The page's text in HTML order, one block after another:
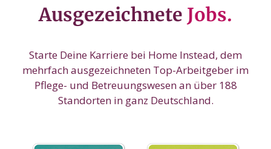
Ausgezeichnete Jobs.
Starte Deine Karriere bei Home Instead, dem
mehrfach ausgezeichneten Top-Arbeitgeber im
Pflege- und Betreuungswesen an über 188
Standorten in ganz Deutschland.